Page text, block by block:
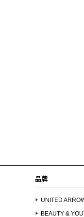
品牌
UNITED
BEAUTY &